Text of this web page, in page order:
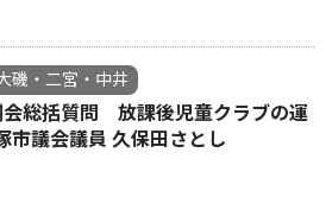
磯・二宮・中井
会総括質問 放課後児童クラブの運
議会議員 久保田さとし